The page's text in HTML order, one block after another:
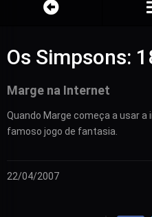
Os Simpsons:
Marge na Internet
Quando Marge começa a usar
famoso jogo de fantasia.
22/04/2007